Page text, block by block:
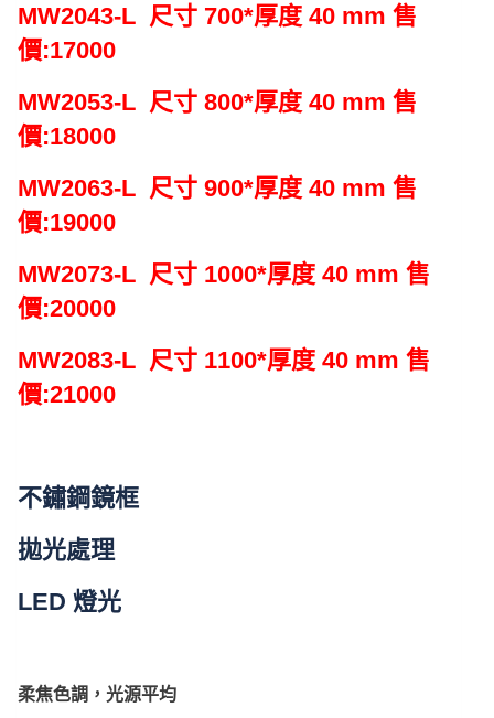
MW3033-
L
厚
度
mm
數
MW2043-L 尺寸 700*厚度 40 mm 售
價:17000
MW2053-L 尺寸 800*厚度 40 mm 售
價:18000
MW2063-L 尺寸 900*厚度 40 mm 售
價:19000
MW2073-L 尺寸 1000*厚度 40 mm 售
價:20000
MW2083-L 尺寸 1100*厚度 40 mm 售
價:21000
不鏽鋼鏡框
拋光處理
LED 燈光
柔焦色調 ， 光源平均